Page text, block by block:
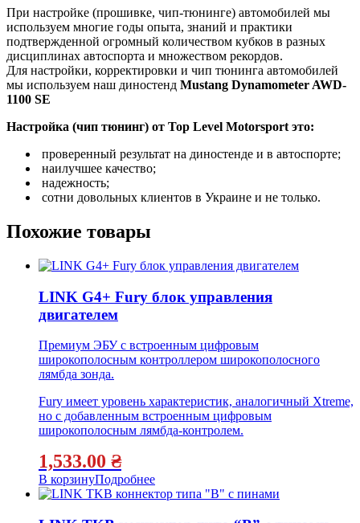
При настройке (прошивке, чип-тюнинге) автомобилей мы
используем многие годы опыта, знаний и практики
подтвержденной огромный количеством кубков в разных
дисциплинах автоспорта и множеством рекордов.
Для настройки, корректировки и чип тюнинга автомобилей
мы используем наш диностенд Mustang Dynamometer AWD-
1100 SE
Настройка (чип тюнинг) от Top Level Motorsport это:
проверенный результат на диностенде и в автоспорте;
наилучшее качество;
надежность;
сотни довольных клиентов в Украине и не только.
Похожие товары
LINK G4+ Fury блок управления
двигателем
Премиум ЭБУ с встроенным цифровым
широкополосным контроллером широкополосного
лямбда зонда.
Fury имеет уровень характеристик, аналогичный Xtreme,
но с добавленным встроенным цифровым
широкополосным лямбда-контролем.
1,533.00 ₴
В корзинуПодробнее